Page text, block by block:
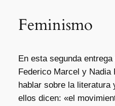
Feminismo
En esta segunda
Federico Marcel y Nadia
hablar sobre la literatura
ellos dicen: «el